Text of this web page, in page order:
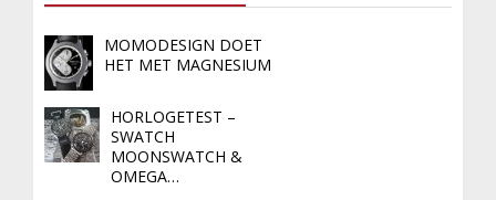
MOMODESIGN DOET
HET MET MAGNESIUM
HORLOGETEST –
SWATCH
MOONSWATCH &
OMEGA…